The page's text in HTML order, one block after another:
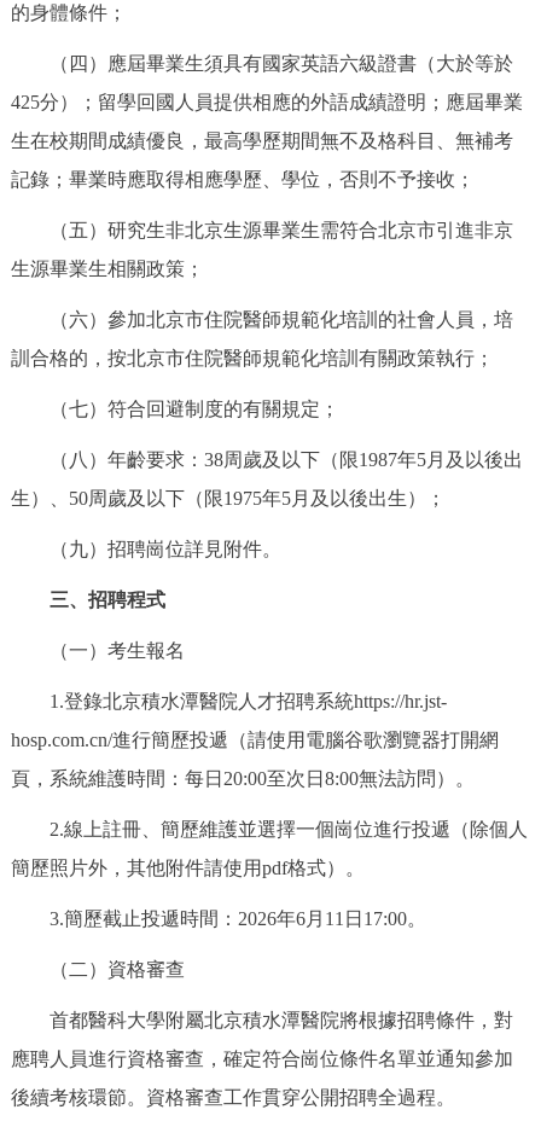
的身體條件；
（四）應屆畢業生須具有國家英語六級證書（大於等於
425分）；留學回國人員提供相應的外語成績證明；應屆畢業
生在校期間成績優良，最高學歷期間無不及格科目、無補考
記錄；畢業時應取得相應學歷、學位，否則不予接收；
（五）研究生非北京生源畢業生需符合北京市引進非京
生源畢業生相關政策；
（六）參加北京市住院醫師規範化培訓的社會人員，培
訓合格的，按北京市住院醫師規範化培訓有關政策執行；
（七）符合回避制度的有關規定；
（八）年齡要求：38周歲及以下（限1987年5月及以後出
生）、50周歲及以下（限1975年5月及以後出生）；
（九）招聘崗位詳見附件。
三、招聘程式
（一）考生報名
1.登錄北京積水潭醫院人才招聘系統https://hr.jst-
hosp.com.cn/進行簡歷投遞（請使用電腦谷歌瀏覽器打開網
頁，系統維護時間：每日20:00至次日8:00無法訪問）。
2.線上註冊、簡歷維護並選擇一個崗位進行投遞（除個人
簡歷照片外，其他附件請使用pdf格式）。
3.簡歷截止投遞時間：2026年6月11日17:00。
（二）資格審查
首都醫科大學附屬北京積水潭醫院將根據招聘條件，對
應聘人員進行資格審查，確定符合崗位條件名單並通知參加
後續考核環節。資格審查工作貫穿公開招聘全過程。